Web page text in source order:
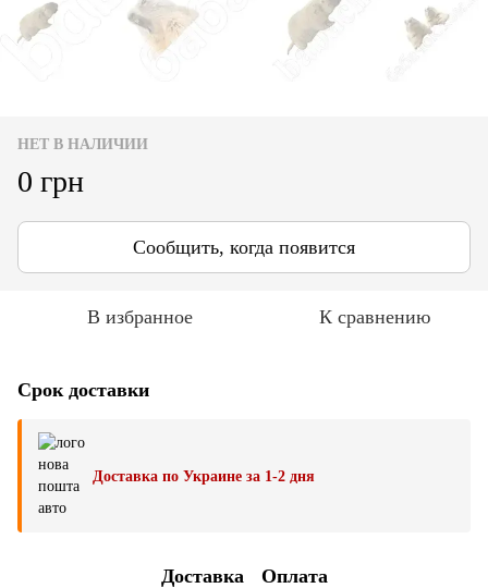
НЕТ В НАЛИЧИИ
0 грн
Сообщить, когда появится
В избранное К сравнению
Срок доставки
Доставка по Украине за 1-2 дня
Доставка Оплата